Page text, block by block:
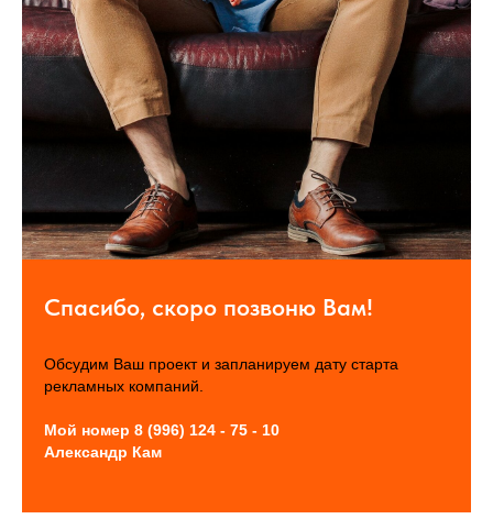
Спасибо, скоро позвоню Вам!
Обсудим Ваш проект и запланируем дату старта
рекламных компаний.
Мой номер 8 (996) 124 - 75 - 10
Александр Кам